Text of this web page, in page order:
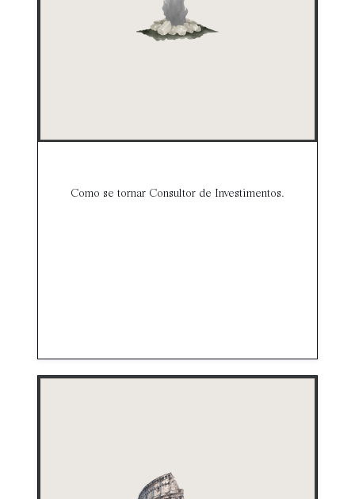
Como se tornar Consultor de Investimentos.